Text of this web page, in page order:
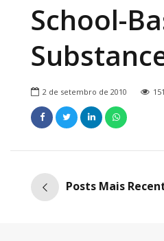
School-
2 de setembro de 2010 151
Posts Mais